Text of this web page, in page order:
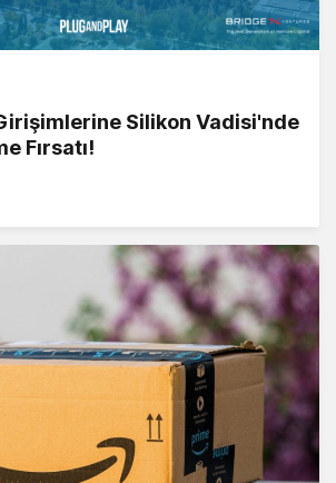
Silikon Vadisi'nde
Fırsatı!